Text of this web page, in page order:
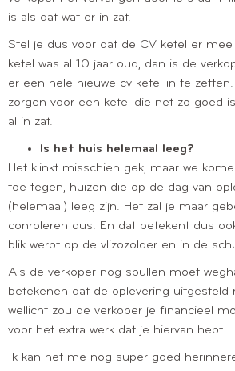
is als dat wat er in zat.
Stel je dus voor dat de CV ketel er
ketel was al 10 jaar oud, dan is de
er een hele nieuwe cv ketel in te
zorgen voor een ketel die net zo goed
al in zat.
Is het huis helemaal leeg?
Het klinkt misschien gek, maar we
toe tegen, huizen die op de dag van
(helemaal) leeg zijn. Het zal je maar
conroleren dus. En dat betekent dus
blik werpt op de vlizozolder en in de
Als de verkoper nog spullen moet
betekenen dat de oplevering uitgesteld
wellicht zou de verkoper je financieel
voor het extra werk dat je hiervan hebt.
Ik kan het me nog super goed